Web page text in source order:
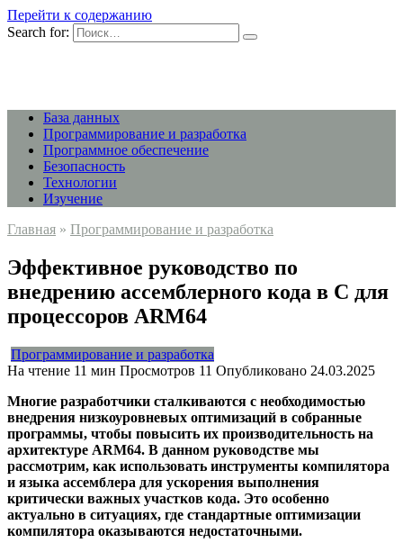
Перейти к содержанию
Search for:
База данных
Программирование и разработка
Программное обеспечение
Безопасность
Технологии
Изучение
Главная » Программирование и разработка
Эффективное руководство по
внедрению ассемблерного кода в С для
процессоров ARM64
Программирование и разработка
На чтение 11 мин Просмотров 11 Опубликовано 24.03.2025
Многие разработчики сталкиваются с необходимостью
внедрения низкоуровневых оптимизаций в собранные
программы, чтобы повысить их производительность на
архитектуре ARM64. В данном руководстве мы
рассмотрим, как использовать инструменты компилятора
и языка ассемблера для ускорения выполнения
критически важных участков кода. Это особенно
актуально в ситуациях, где стандартные оптимизации
компилятора оказываются недостаточными.